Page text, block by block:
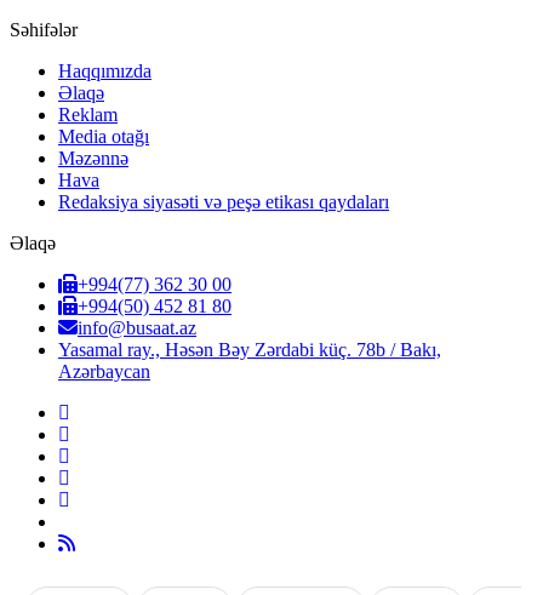
Səhifələr
Haqqımızda
Əlaqə
Reklam
Media otağı
Məzənnə
Hava
Redaksiya siyasəti və peşə etikası qaydaları
Əlaqə
+994(77) 362 30 00
+994(50) 452 81 80
info@busaat.az
Yasamal ray., Həsən Bəy Zərdabi küç. 78b / Bakı,
Azərbaycan